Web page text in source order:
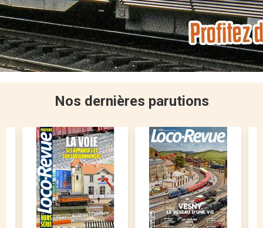
Nos dernières parutions